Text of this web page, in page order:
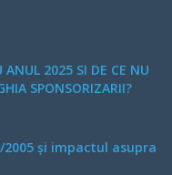
ANUL 2025 SI DE CE NU
SPONSORIZARII?
și impactul asupra